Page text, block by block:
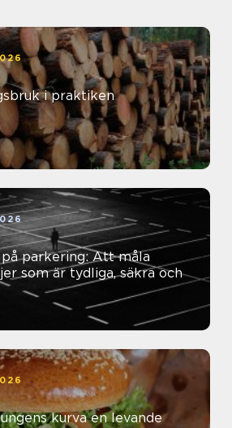
i praktiken
parkering: Att måla
som är tydliga, säkra och
kurva en levande